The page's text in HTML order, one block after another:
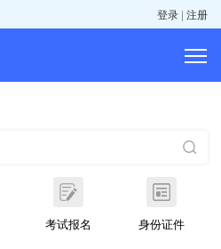
登录 | 注册
考试报名 身份证件